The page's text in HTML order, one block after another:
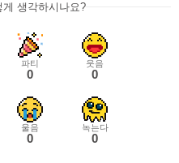
생각하시나요?
파티
0
웃음
0
울음
0
녹는다
0